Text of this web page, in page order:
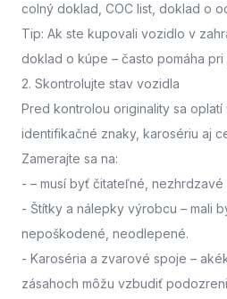
colný doklad, COC list, doklad o
Tip: Ak ste kupovali vozidlo v
doklad o kúpe – často pomáha
2. Skontrolujte stav vozidla
Pred kontrolou originality sa
identifikačné znaky, karosériu aj
Zamerajte sa na:
- – musí byť čitateľné,
- Štítky a nálepky výrobcu – mali
nepoškodené, neodlepené.
- Karoséria a zvarové spoje –
zásahoch môžu vzbudiť